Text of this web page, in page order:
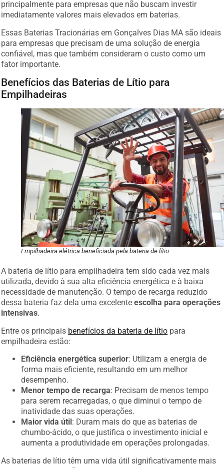
principalmente para empresas que não buscam investir
imediatamente valores mais elevados em baterias.
Essas Baterias Tracionárias em Gonçalves Dias MA são ideais
para empresas que precisam de uma solução de energia
confiável, mas que também consideram o custo como um
fator importante.
Benefícios das Baterias de Lítio para
Empilhadeiras
Empilhadeira elétrica beneficiada pela bateria de lítio
A bateria de lítio para empilhadeira tem sido cada vez mais
utilizada, devido à sua alta eficiência energética e à baixa
necessidade de manutenção. O tempo de recarga reduzido
dessa bateria faz dela uma excelenteescolha para operações
intensivas.
Entre os principais benefícios da bateria de lítio para
empilhadeira estão:
Eficiência energética superior: Utilizam a energia de
forma mais eficiente, resultando em um melhor
desempenho.
Menor tempo de recarga: Precisam de menos tempo
para serem recarregadas, o que diminui o tempo de
inatividade das suas operações.
Maior vida útil : Duram mais do que as baterias de
chumbo-ácido, o que justifica o investimento inicial e
aumenta a produtividade em operações prolongadas.
As baterias de lítio têm uma vida útil significativamente mais